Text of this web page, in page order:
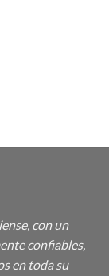
con un
confiables,
en toda su